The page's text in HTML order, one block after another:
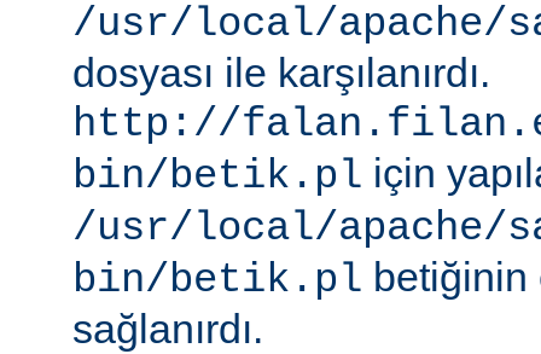
/usr/local/apache/
dosyası ile karşılanırdı.
http://
bin/betik.pl için
/usr/local/apache/
bin/betik.pl betiğinin
sağlanırdı.